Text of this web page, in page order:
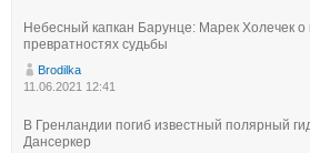
Небесный капкан Барунце: Марек Холечек
превратностях судьбы
Brodilka
11.06.2021 12:41
В Гренландии погиб известный полярный
Дансеркер